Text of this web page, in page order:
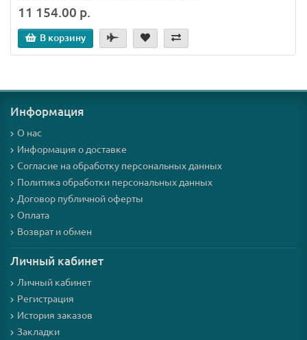
11 154.00 р.
В корзину
Информация
О нас
Информация о доставке
Согласие на обработку персональных данных
Политика обработки персональных данных
Договор публичной оферты
Оплата
Возврат и обмен
Личный кабинет
Личный кабинет
Регистрация
История заказов
Закладки